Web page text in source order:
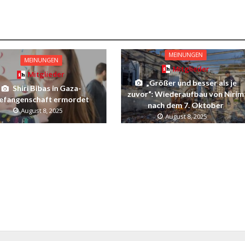
MEINUNGEN
Mitglieder
Shiri Bibas in Gaza-
ermordet
August 8, 2025
MEINUNGEN
Mitglieder
„Größer und besser als je
zuvor“: Wiederaufbau von Nirim
nach dem 7. Oktober
August 8, 2025